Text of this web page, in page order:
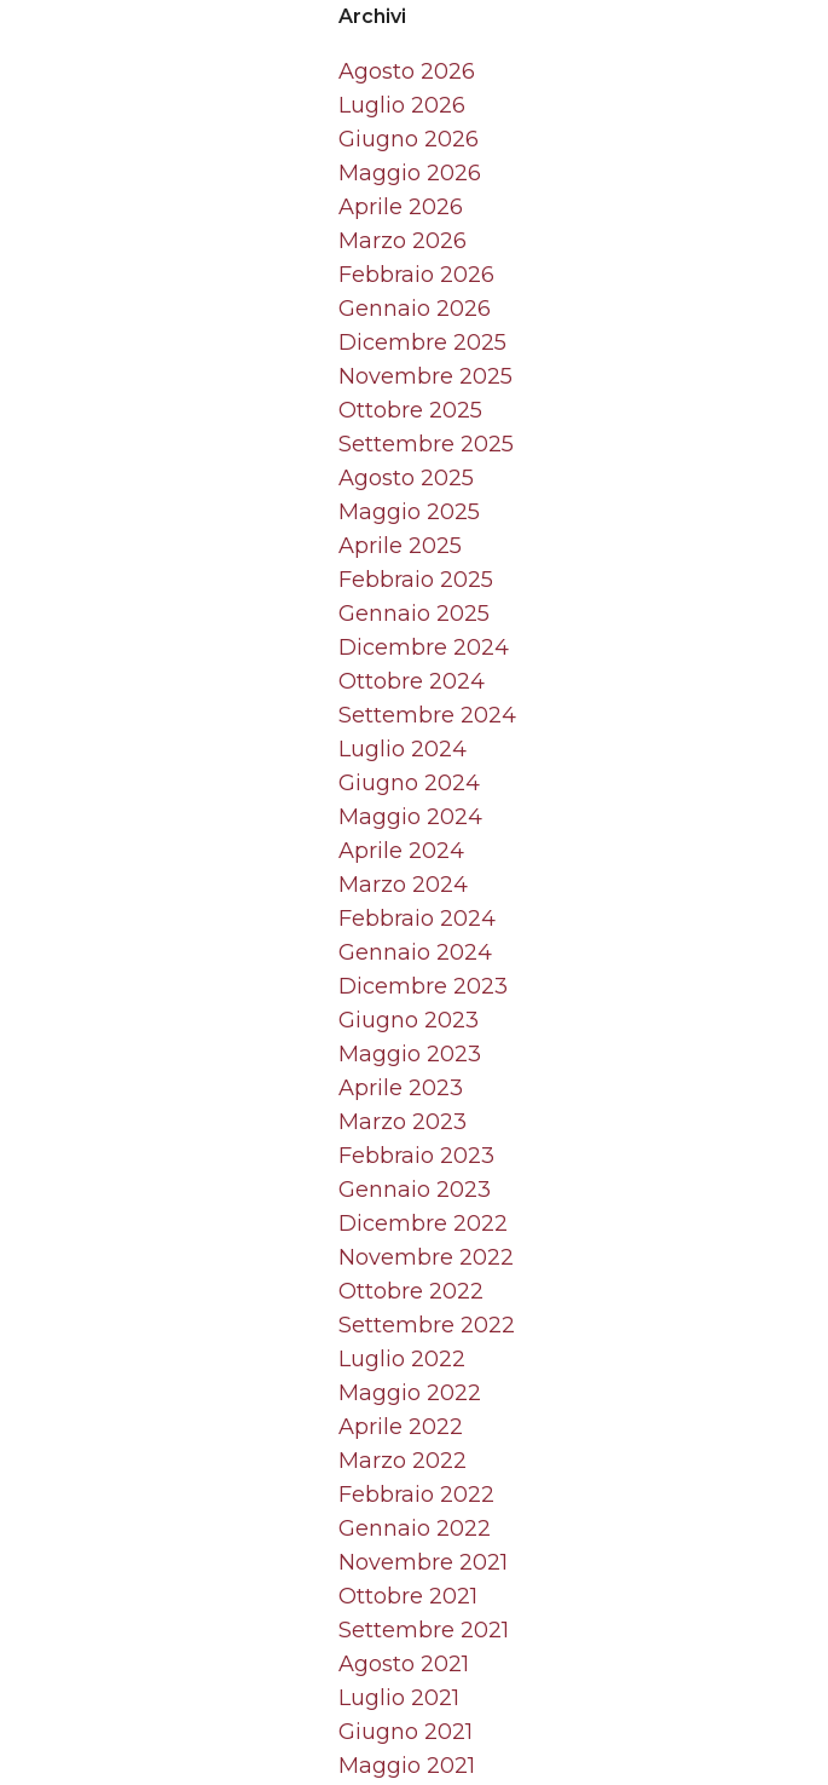
Archivi
Agosto 2026
Luglio 2026
Giugno 2026
Maggio 2026
Aprile 2026
Marzo 2026
Febbraio 2026
Gennaio 2026
Dicembre 2025
Novembre 2025
Ottobre 2025
Settembre 2025
Agosto 2025
Maggio 2025
Aprile 2025
Febbraio 2025
Gennaio 2025
Dicembre 2024
Ottobre 2024
Settembre 2024
Luglio 2024
Giugno 2024
Maggio 2024
Aprile 2024
Marzo 2024
Febbraio 2024
Gennaio 2024
Dicembre 2023
Giugno 2023
Maggio 2023
Aprile 2023
Marzo 2023
Febbraio 2023
Gennaio 2023
Dicembre 2022
Novembre 2022
Ottobre 2022
Settembre 2022
Luglio 2022
Maggio 2022
Aprile 2022
Marzo 2022
Febbraio 2022
Gennaio 2022
Novembre 2021
Ottobre 2021
Settembre 2021
Agosto 2021
Luglio 2021
Giugno 2021
Maggio 2021